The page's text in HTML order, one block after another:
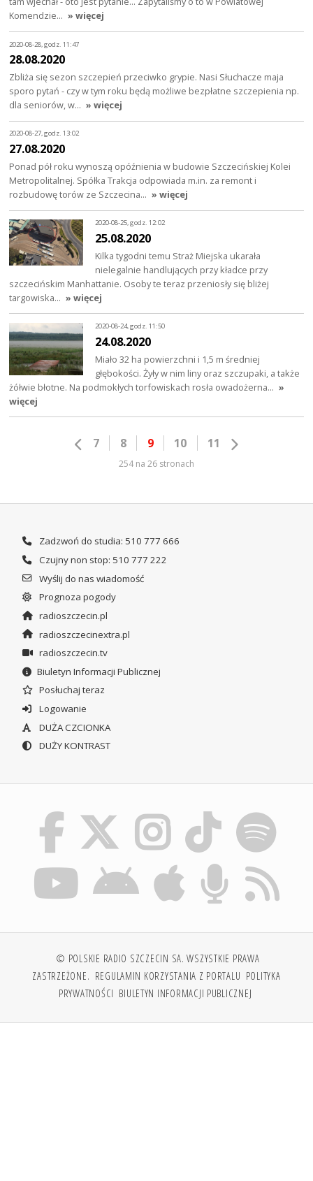
Komendzie… » więcej
2020-08-28, godz. 11:47
28.08.2020
Zbliża się sezon szczepień przeciwko grypie. Nasi Słuchacze maja
sporo pytań - czy w tym roku będą możliwe bezpłatne szczepienia np.
dla seniorów, w… » więcej
2020-08-27, godz. 13:02
27.08.2020
Ponad pół roku wynoszą opóźnienia w budowie Szczecińskiej Kolei
Metropolitalnej. Spółka Trakcja odpowiada m.in. za remont i
rozbudowę torów ze Szczecina… » więcej
2020-08-25, godz. 12:02
25.08.2020
Kilka tygodni temu Straż Miejska ukarała
nielegalnie handlujących przy kładce przy
szczecińskim Manhattanie. Osoby te teraz przeniosły się bliżej
targowiska… » więcej
2020-08-24, godz. 11:50
24.08.2020
Miało 32 ha powierzchni i 1,5 m średniej
głębokości. Żyły w nim liny oraz szczupaki, a także
żółwie błotne. Na podmokłych torfowiskach rosła owadożerna… »
więcej
7 8 9 10 11
254 na 26 stronach
Zadzwoń do studia: 510 777 666
Czujny non stop: 510 777 222
Wyślij do nas wiadomość
Prognoza pogody
radioszczecin.pl
radioszczecinextra.pl
radioszczecin.tv
Biuletyn Informacji Publicznej
Posłuchaj teraz
Logowanie
DUŻA CZCIONKA
DUŻY KONTRAST
© POLSKIE RADIO SZCZECIN SA. WSZYSTKIE PRAWA
ZASTRZEŻONE. REGULAMIN KORZYSTANIA Z PORTALU POLITYKA
PRYWATNOŚCI BIULETYN INFORMACJI PUBLICZNEJ